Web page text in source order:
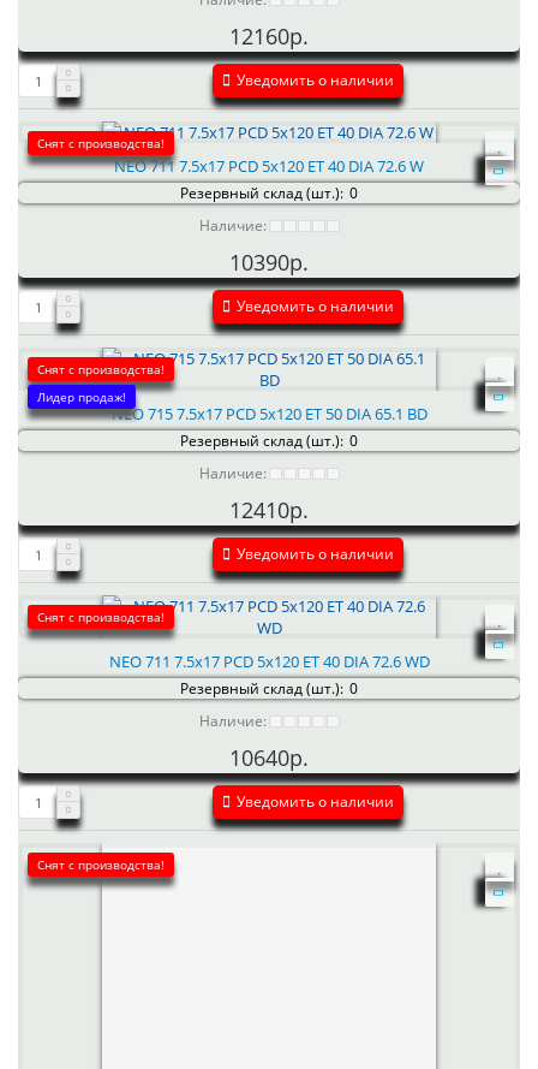
12160р.
Уведомить о наличии
Снят с производства!
NEO 711 7.5x17 PCD 5x120 ET 40 DIA 72.6 W
Резервный склад (шт.): 0
Наличие:
10390р.
Уведомить о наличии
Снят с производства!
Лидер продаж!
NEO 715 7.5x17 PCD 5x120 ET 50 DIA 65.1 BD
Резервный склад (шт.): 0
Наличие:
12410р.
Уведомить о наличии
Снят с производства!
NEO 711 7.5x17 PCD 5x120 ET 40 DIA 72.6 WD
Резервный склад (шт.): 0
Наличие:
10640р.
Уведомить о наличии
Снят с производства!